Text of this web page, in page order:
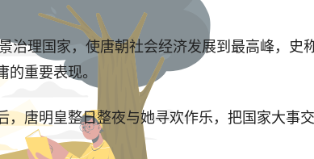
理国家，使唐朝社会经济发展到最高峰，史称
重要表现。
唐明皇整日整夜与她寻欢作乐，把国家大事